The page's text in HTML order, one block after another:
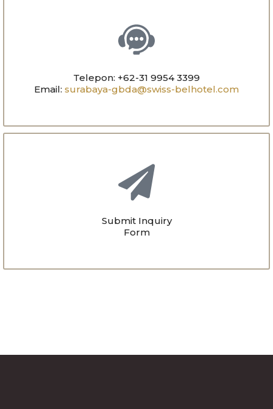
Telepon: +62-31 9954 3399
Email: surabaya-gbda@swiss-belhotel.com
Submit Inquiry
Form